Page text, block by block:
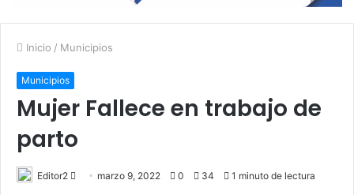
Inicio / Municipios
Municipios
Mujer Fallece en trabajo de
parto
Editor2
Send marzo 9, 2022 0 34 1 minuto de lectura